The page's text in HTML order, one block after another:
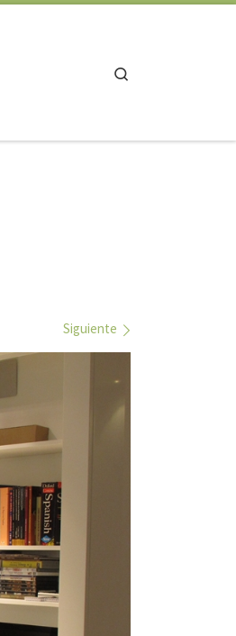
Siguiente